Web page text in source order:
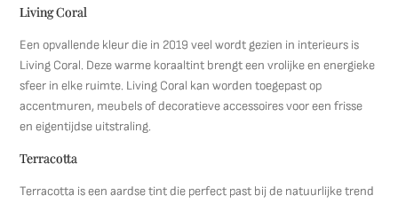
Living Coral
Een opvallende kleur die in 2019 veel wordt gezien in interieurs is
Living Coral. Deze warme koraaltint brengt een vrolijke en energieke
sfeer in elke ruimte. Living Coral kan worden toegepast op
accentmuren, meubels of decoratieve accessoires voor een frisse
en eigentijdse uitstraling.
Terracotta
Terracotta is een aardse tint die perfect past bij de natuurlijke trend